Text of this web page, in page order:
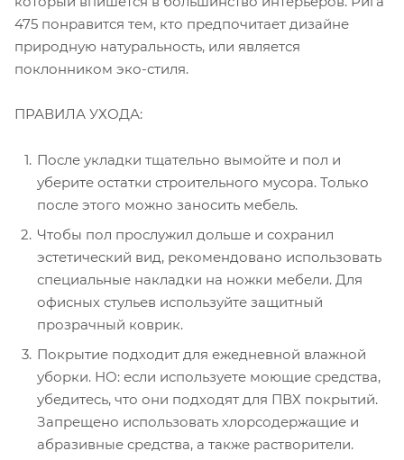
475 понравится тем, кто предпочитает дизайне
природную натуральность, или является
поклонником эко-стиля.
ПРАВИЛА УХОДА:
После укладки тщательно вымойте и пол и
уберите остатки строительного мусора. Только
после этого можно заносить мебель.
Чтобы пол прослужил дольше и сохранил
эстетический вид, рекомендовано использовать
специальные накладки на ножки мебели. Для
офисных стульев используйте защитный
прозрачный коврик.
Покрытие подходит для ежедневной влажной
уборки. НО: если используете моющие средства,
убедитесь, что они подходят для ПВХ покрытий.
Запрещено использовать хлорсодержащие и
абразивные средства, а также растворители.